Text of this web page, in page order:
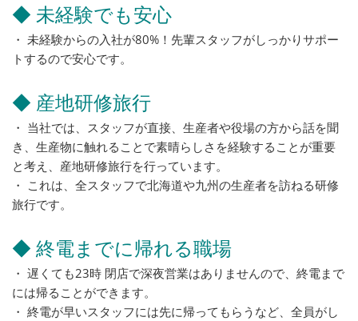
◆ 未経験でも安心
・ 未経験からの入社が80%！先輩スタッフがしっかりサポー
トするので安心です。
◆ 産地研修旅行
・ 当社では、スタッフが直接、生産者や役場の方から話を聞
き、生産物に触れることで素晴らしさを経験することが重要
と考え、産地研修旅行を行っています。
・ これは、全スタッフで北海道や九州の生産者を訪ねる研修
旅行です。
◆ 終電までに帰れる職場
・ 遅くても23時 閉店で深夜営業はありませんので、終電まで
には帰ることができます。
・ 終電が早いスタッフには先に帰ってもらうなど、全員がし